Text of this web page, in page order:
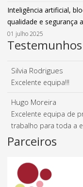
Inteligência artificial,
qualidade e segurança
01 julho 2025
Testemunhos
Silvia Rodrigues
Excelente equipa!!!
Hugo Moreira
Excelente equipa de
trabalho para toda a
Parceiros